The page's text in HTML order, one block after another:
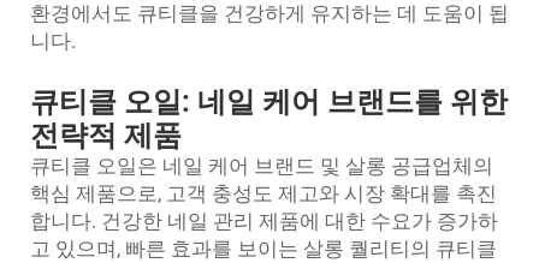
환경에서도 큐티클을 건강하게 유지하는 데 도움이 됩
니다.
큐티클 오일: 네일 케어 브랜드를 위한
전략적 제품
큐티클 오일은 네일 케어 브랜드 및 살롱 공급업체의
핵심 제품으로, 고객 충성도 제고와 시장 확대를 촉진
합니다. 건강한 네일 관리 제품에 대한 수요가 증가하
고 있으며, 빠른 효과를 보이는 살롱 퀄리티의 큐티클